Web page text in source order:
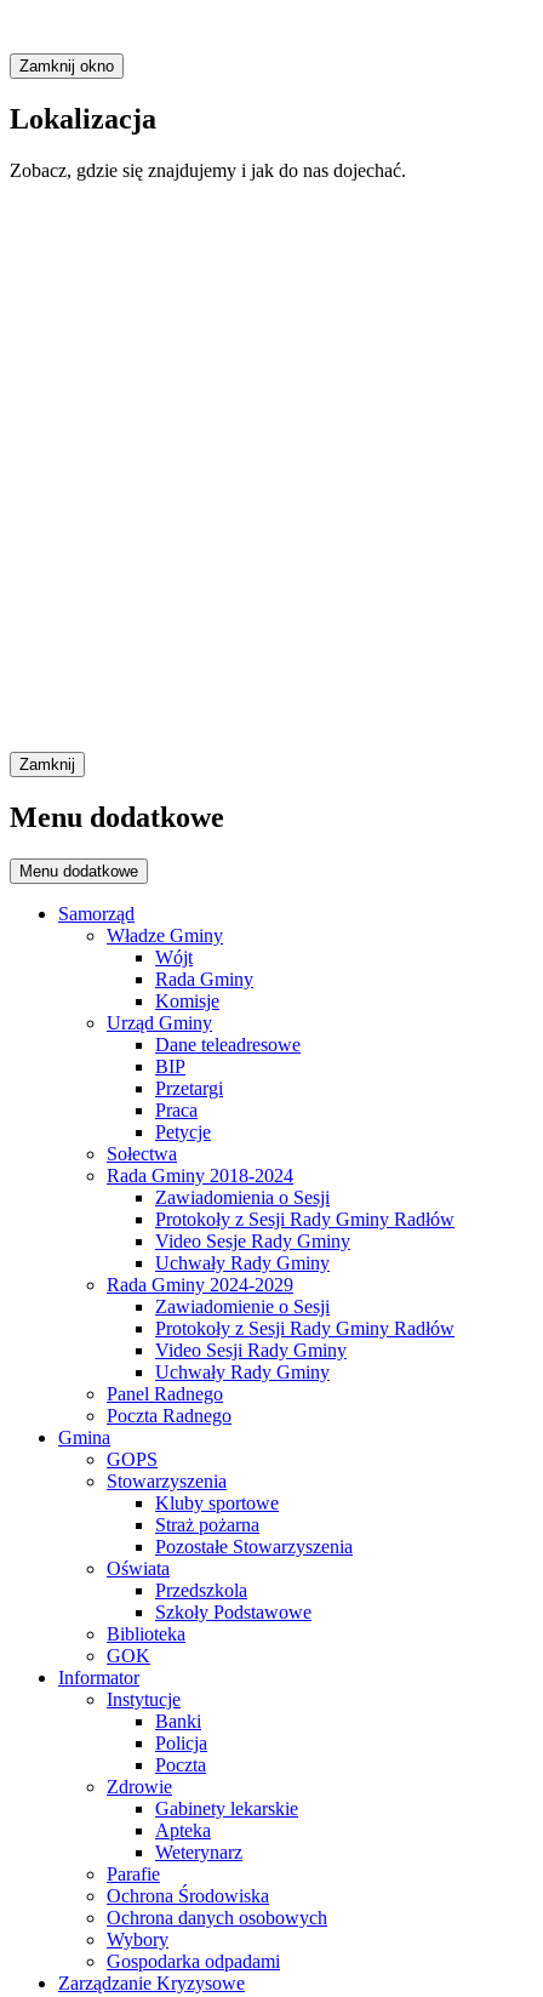
Zamknij okno
Lokalizacja
Zobacz, gdzie się znajdujemy i jak do nas dojechać.
Zamknij
Menu dodatkowe
Menu dodatkowe
Samorząd
Władze Gminy
Wójt
Rada Gminy
Komisje
Urząd Gminy
Dane teleadresowe
BIP
Przetargi
Praca
Petycje
Sołectwa
Rada Gminy 2018-2024
Zawiadomienia o Sesji
Protokoły z Sesji Rady Gminy Radłów
Video Sesje Rady Gminy
Uchwały Rady Gminy
Rada Gminy 2024-2029
Zawiadomienie o Sesji
Protokoły z Sesji Rady Gminy Radłów
Video Sesji Rady Gminy
Uchwały Rady Gminy
Panel Radnego
Poczta Radnego
Gmina
GOPS
Stowarzyszenia
Kluby sportowe
Straż pożarna
Pozostałe Stowarzyszenia
Oświata
Przedszkola
Szkoły Podstawowe
Biblioteka
GOK
Informator
Instytucje
Banki
Policja
Poczta
Zdrowie
Gabinety lekarskie
Apteka
Weterynarz
Parafie
Ochrona Środowiska
Ochrona danych osobowych
Wybory
Gospodarka odpadami
Zarządzanie Kryzysowe